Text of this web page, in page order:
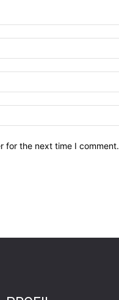
for the next time I comment.